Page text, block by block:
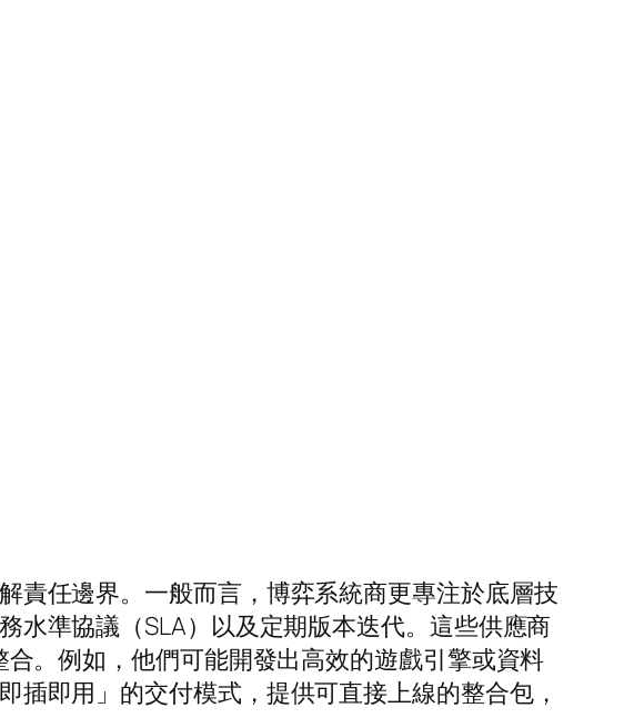
責任邊界。一般而言，博弈系統商更專注於底層技
水準協議（SLA）以及定期版本迭代。這些供應商
。例如，他們可能開發出高效的遊戲引擎或資料
即用」的交付模式，提供可直接上線的整合包，